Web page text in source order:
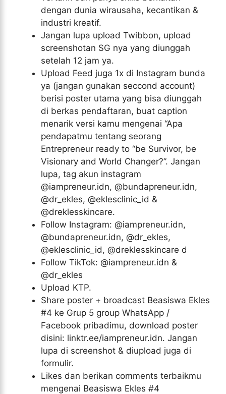
dengan dunia wirausaha, kecantikan &
industri kreatif.
Jangan lupa upload Twibbon, upload
screenshotan SG nya yang diunggah
setelah 12 jam ya.
Upload Feed juga 1x di Instagram bunda
ya (jangan gunakan seccond account)
berisi poster utama yang bisa diunggah
di berkas pendaftaran, buat caption
menarik versi kamu mengenai “Apa
pendapatmu tentang seorang
Entrepreneur ready to “be Survivor, be
Visionary and World Changer?”. Jangan
lupa, tag akun instagram
@iampreneur.idn, @bundapreneur.idn,
@dr_ekles, @eklesclinic_id &
@dreklesskincare.
Follow Instagram: @iampreneur.idn,
@bundapreneur.idn, @dr_ekles,
@eklesclinic_id, @dreklesskincare d
Follow TikTok: @iampreneur.idn &
@dr_ekles
Upload KTP.
Share poster + broadcast Beasiswa Ekles
#4 ke Grup 5 group WhatsApp /
Facebook pribadimu, download poster
disini: linktr.ee/iampreneur.idn. Jangan
lupa di screenshot & diupload juga di
formulir.
Likes dan berikan comments terbaikmu
mengenai Beasiswa Ekles #4